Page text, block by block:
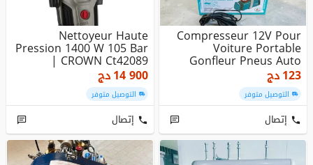
Compresseur 12V Pour
Voiture Portable
Gonfleur Pneus Auto
Moto Vélo Ha...
123دج
التوصيل متوفر
إتصال
Nettoyeur Haute
Pression 1400 W 105 Bar
| CROWN Ct42089
14 900دج
التوصيل متوفر
إتصال